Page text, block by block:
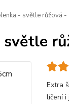
- světle růžová -
Extra
líčení i